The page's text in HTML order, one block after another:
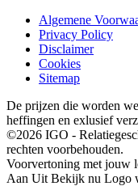
Algemene
Privacy Policy
Disclaimer
Cookies
Sitemap
De prijzen die worden
heffingen en exlusief
©2026 IGO -
rechten voorbehouden.
Voorvertoning met jouw
Aan Uit Bekijk nu Logo